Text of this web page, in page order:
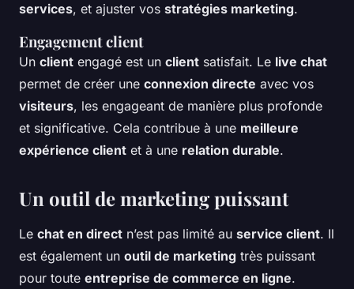
services, et ajuster vos stratégies marketing.
Engagement client
Un client engagé est un client satisfait. Le live chat
permet de créer une connexion directe avec vos
visiteurs, les engageant de manière plus profonde
et significative. Cela contribue à une meilleure
expérience client et à une relation durable.
Un outil de marketing puissant
Le chat en direct n’est pas limité au service client. Il
est également un outil de marketing très puissant
pour toute entreprise de commerce en ligne.